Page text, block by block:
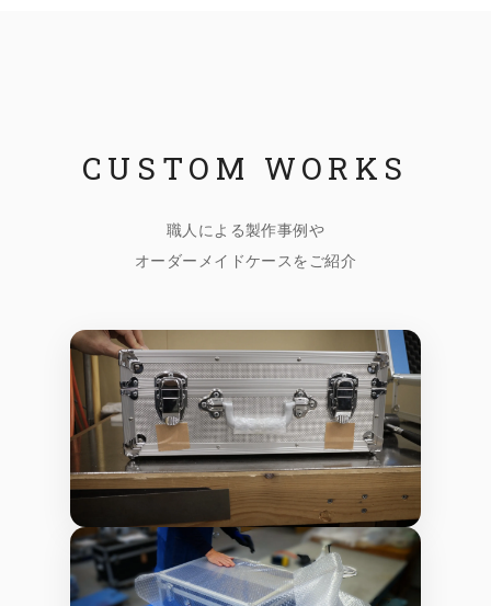
CUSTOM WORKS
職人による製作事例や
オーダーメイドケースをご紹介